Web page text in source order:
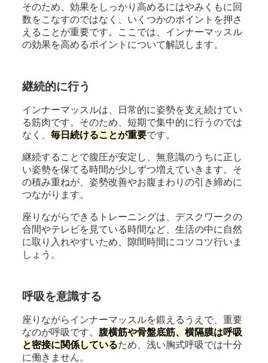
そのため、効果をしっかり高めるにはやみくもに回
数をこなすのではなく、いくつかのポイントを押さ
えることが重要です。ここでは、インナーマッスル
の効果を高めるポイントについて解説します。
継続的に行う
インナーマッスルは、日常的に姿勢を支え続けてい
る筋肉です。そのため、短期で集中的に行うのでは
なく、毎日続けることが重要です。
継続することで腹圧が安定し、無意識のうちに正し
い姿勢を保てる時間が少しずつ増えていきます。そ
の積み重ねが、姿勢改善やお腹まわりの引き締めに
つながります。
座りながらできるトレーニングは、デスクワークの
合間やテレビを見ている時間など、生活の中に自然
に取り入れやすいため、隙間時間にコツコツ行いま
しょう。
呼吸を意識する
座りながらインナーマッスルを鍛えるうえで、重要
なのが呼吸です。 腹横筋や骨盤底筋、横隔膜は呼吸
と密接に関係しているため、浅い胸式呼吸では十分
に働きません。